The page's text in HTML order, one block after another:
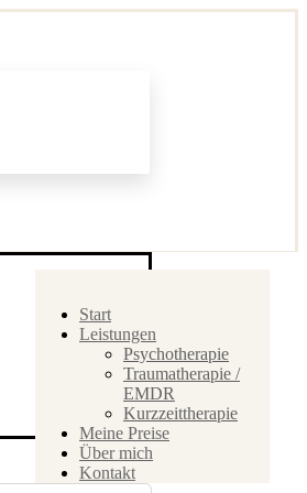
Start
Leistungen
Psychotherapie
Traumatherapie /
EMDR
Kurzzeittherapie
Meine Preise
Über mich
Kontakt